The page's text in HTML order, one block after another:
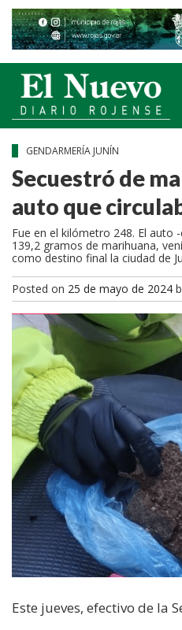
GENDARMERÍA JUNÍN
Secuestró de
auto que
Fue en el kilómetro 248. El auto
139,2 gramos de marihuana,
como destino final la ciudad de
Posted on 25 de mayo de 2024
Este jueves, efectivo de la